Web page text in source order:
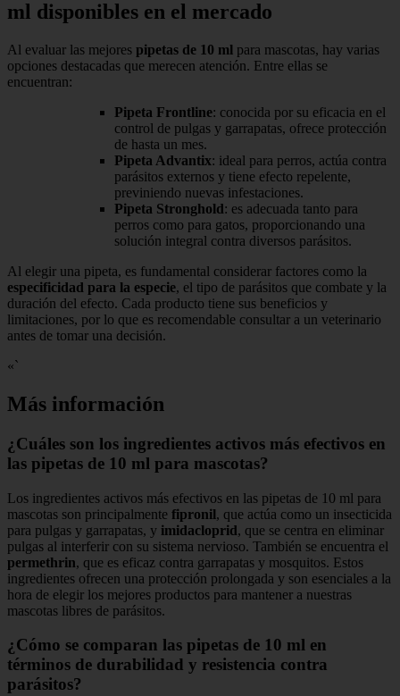
ml disponibles en el mercado
Al evaluar las mejores pipetas de 10 ml para mascotas, hay varias
opciones destacadas que merecen atención. Entre ellas se
encuentran:
Pipeta Frontline: conocida por su eficacia en el
control de pulgas y garrapatas, ofrece protección
de hasta un mes.
Pipeta Advantix: ideal para perros, actúa contra
parásitos externos y tiene efecto repelente,
previniendo nuevas infestaciones.
Pipeta Stronghold: es adecuada tanto para
perros como para gatos, proporcionando una
solución integral contra diversos parásitos.
Al elegir una pipeta, es fundamental considerar factores como la
especificidad para la especie, el tipo de parásitos que combate y la
duración del efecto. Cada producto tiene sus beneficios y
limitaciones, por lo que es recomendable consultar a un veterinario
antes de tomar una decisión.
«`
Más información
¿Cuáles son los ingredientes activos más efectivos en
las pipetas de 10 ml para mascotas?
Los ingredientes activos más efectivos en las pipetas de 10 ml para
mascotas son principalmente fipronil, que actúa como un insecticida
para pulgas y garrapatas, y imidacloprid, que se centra en eliminar
pulgas al interferir con su sistema nervioso. También se encuentra el
permethrin, que es eficaz contra garrapatas y mosquitos. Estos
ingredientes ofrecen una protección prolongada y son esenciales a la
hora de elegir los mejores productos para mantener a nuestras
mascotas libres de parásitos.
¿Cómo se comparan las pipetas de 10 ml en
términos de durabilidad y resistencia contra
parásitos?